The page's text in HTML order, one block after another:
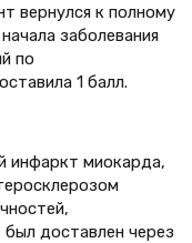
вернулся к полному
заболевания
по
1 балл.
инфаркт миокарда,
доставлен через